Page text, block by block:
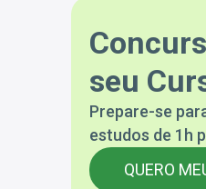
seu
Prepare-se
estudos de 1h
QUERO